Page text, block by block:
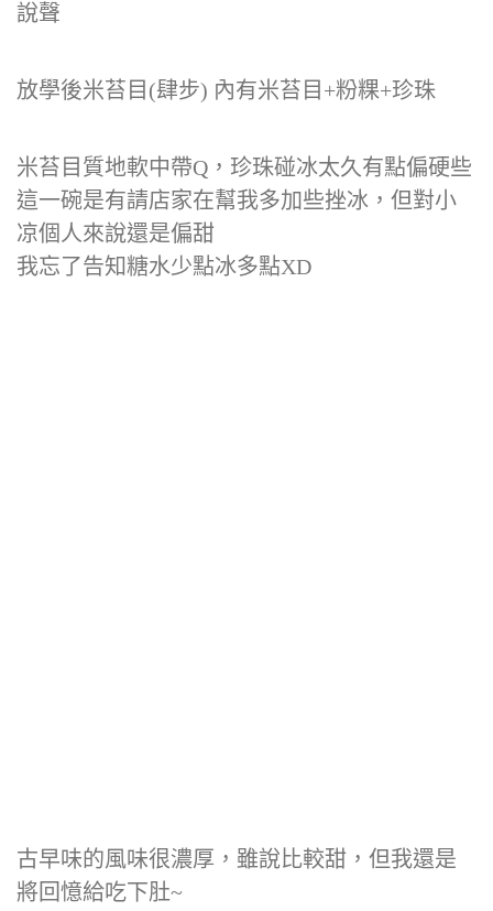
說聲
放學後米苔目(肆步) 內有米苔目+粉粿+珍珠
米苔目質地軟中帶Q，珍珠碰冰太久有點偏硬些
這一碗是有請店家在幫我多加些挫冰，但對小
凉個人來說還是偏甜
我忘了告知糖水少點冰多點XD
古早味的風味很濃厚，雖說比較甜，但我還是
將回憶給吃下肚~